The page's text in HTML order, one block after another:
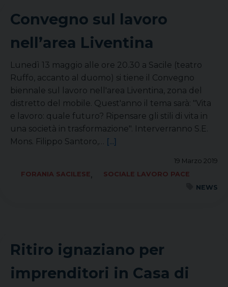
Convegno sul lavoro
nell’area Liventina
Lunedì 13 maggio alle ore 20.30 a Sacile (teatro
Ruffo, accanto al duomo) si tiene il Convegno
biennale sul lavoro nell'area Liventina, zona del
distretto del mobile. Quest'anno il tema sarà: "Vita
e lavoro: quale futuro? Ripensare gli stili di vita in
una società in trasformazione". Interverranno S.E.
Mons. Filippo Santoro,… [...]
19 Marzo 2019
FORANIA SACILESE,
SOCIALE LAVORO PACE
NEWS
Ritiro ignaziano per
imprenditori in Casa di